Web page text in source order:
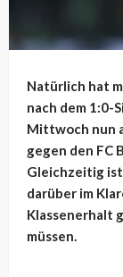
Natürlich hat
nach dem 1:0-
Mittwoch nun
gegen den FC
Gleichzeitig ist
darüber im
Klassenerhalt
müssen.